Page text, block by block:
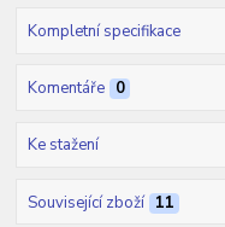
Kompletní specifikace
Komentáře 0
Ke stažení
Související zboží 11